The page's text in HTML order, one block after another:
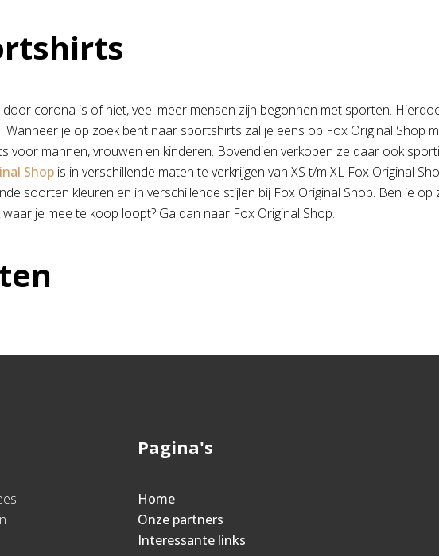
door corona is of niet, veel meer mensen zijn begonnen met sporten.
Wanneer je op zoek bent naar sportshirts zal je eens op Fox Original Shop
voor mannen, vrouwen en kinderen. Bovendien verkopen ze daar ook
Shop is in verschillende maten te verkrijgen van XS t/m XL Fox Original
soorten kleuren en in verschillende stijlen bij Fox Original Shop. Ben je
je mee te koop loopt? Ga dan naar Fox Original Shop.
Pagina's
Home
Onze partners
Interessante links